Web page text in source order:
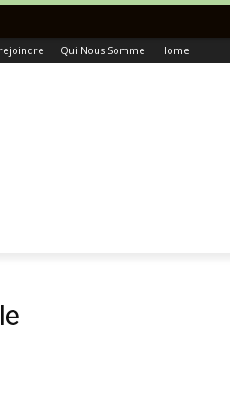
Qui Nous Somme Home